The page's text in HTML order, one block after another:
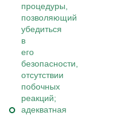
процедуры,
позволяющий
убедиться
в
его
безопасности,
отсутствии
побочных
реакций;
адекватная